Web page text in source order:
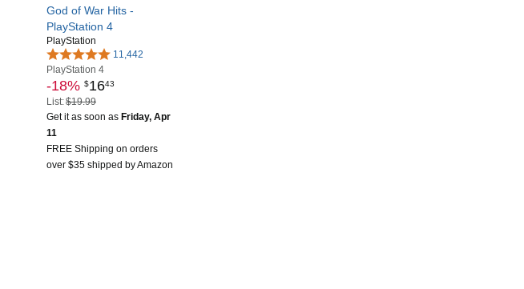
God of War Hits -
PlayStation 4
PlayStation
11,442
PlayStation 4
-18% $1643
List:$19.99
Get it as soon as Friday, Apr
11
FREE Shipping on orders
over $35 shipped by Amazon